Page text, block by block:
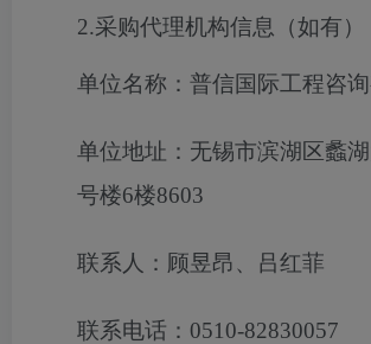
2.采购代理机构信息（如有）
单位名称：普信国际工程咨
单位地址：无锡市滨湖区蠡
号楼6楼8603
联系人：顾昱昂、吕红菲
联系电话：0510-82830057